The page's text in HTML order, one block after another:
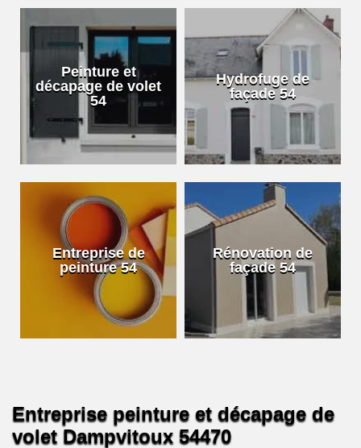
Peinture et
décapage de volet
54
Hydrofuge de
façade 54
Entreprise de
peinture 54
Rénovation de
façade 54
Entreprise peinture et décapage de
volet Dampvitoux 54470